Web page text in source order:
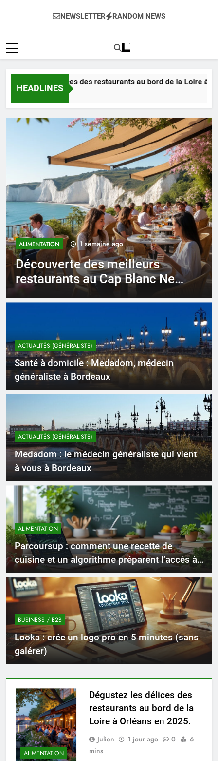
NEWSLETTER RANDOM NEWS
HEADLINES
les délices des restaurants au bord de la Loire à
ALIMENTATION 2 semaines ago
Comment choisir le porte-
menu idéal pour votre
restaurant en 2025 ?
ACTUALITÉS (GÉNÉRALISTE)
Santé à domicile : Medadom, médecin
généraliste à Bordeaux
ACTUALITÉS (GÉNÉRALISTE)
Medadom : le médecin généraliste qui vient
à vous à Bordeaux
ALIMENTATION
Parcoursup : comment une recette de
cuisine et un algorithme préparent l’accès à
l’université de psychologie
BUSINESS / B2B
Looka : crée un logo pro en 5 minutes (sans
galérer)
ALIMENTATION
Dégustez les délices des
restaurants au bord de la
Loire à Orléans en 2025.
Julien 1 jour ago 0
6
mins